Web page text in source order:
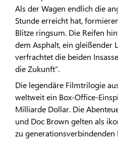
Als der Wagen endlich die
Stunde erreicht hat,
Blitze ringsum. Die Reifen
dem Asphalt, ein gleißender
verfrachtet die beiden
die Zukunft“.
Die legendäre Filmtrilogie
weltweit ein Box-Office-
Milliarde Dollar. Die
und Doc Brown gelten als
zu generationsverbindenden